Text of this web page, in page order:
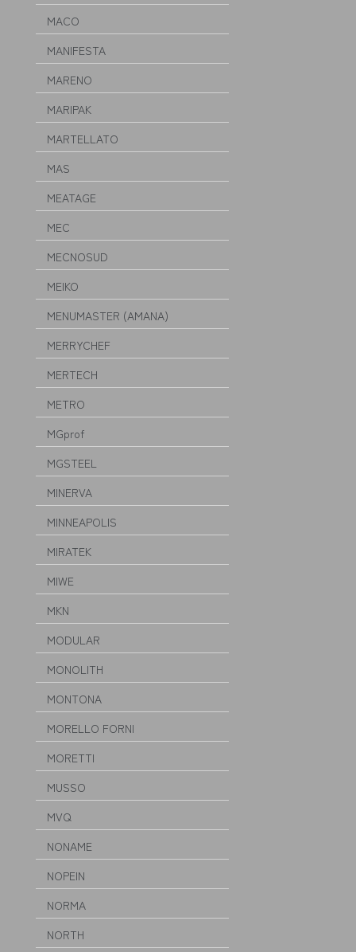
MACO
MANIFESTA
MARENO
MARIPAK
MARTELLATO
MAS
MEATAGE
MEC
MECNOSUD
MEIKO
MENUMASTER (AMANA)
MERRYCHEF
MERTECH
METRO
MGprof
MGSTEEL
MINERVA
MINNEAPOLIS
MIRATEK
MIWE
MKN
MODULAR
MONOLITH
MONTONA
MORELLO FORNI
MORETTI
MUSSO
MVQ
NONAME
NOPEIN
NORMA
NORTH